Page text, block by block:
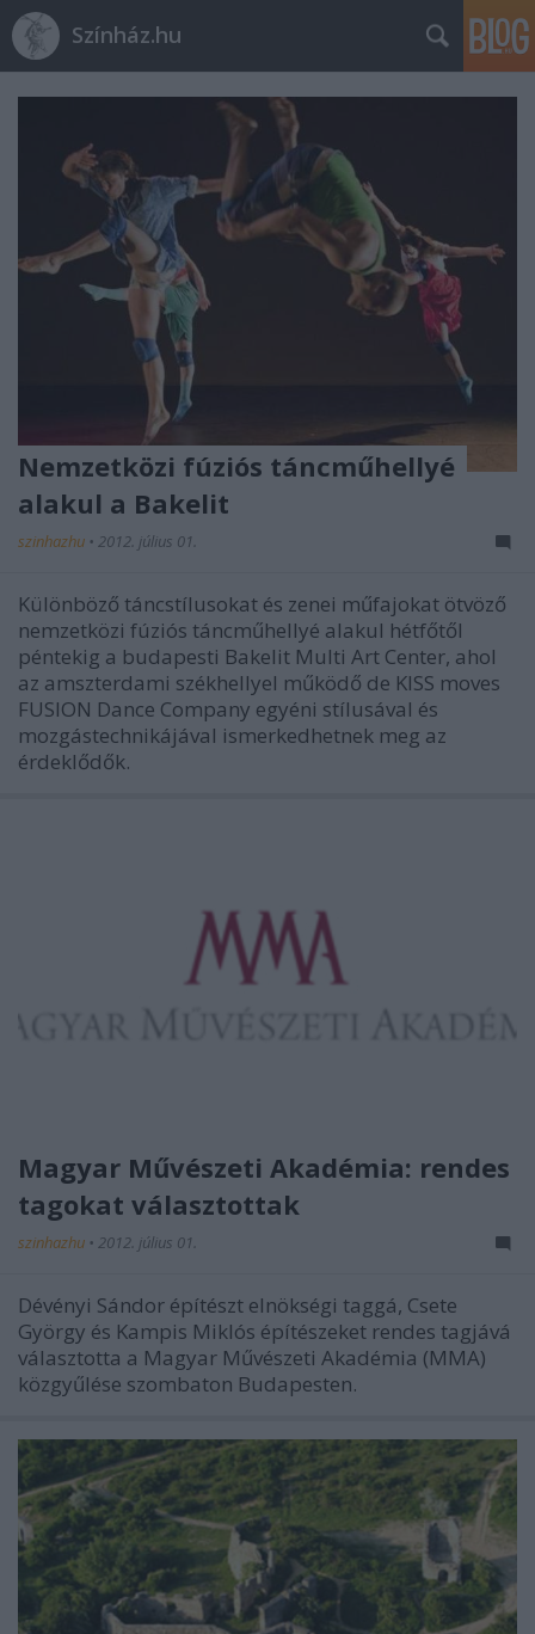
Színház.hu
Nemzetközi fúziós táncműhellyé
alakul a Bakelit
szinhazhu • 2012. július 01.
Különböző táncstílusokat és zenei műfajokat ötvöző
nemzetközi fúziós táncműhellyé alakul hétfőtől
péntekig a budapesti Bakelit Multi Art Center, ahol
az amszterdami székhellyel működő de KISS moves
FUSION Dance Company egyéni stílusával és
mozgástechnikájával ismerkedhetnek meg az
érdeklődők.
Magyar Művészeti Akadémia: rendes
tagokat választottak
szinhazhu • 2012. július 01.
Dévényi Sándor építészt elnökségi taggá, Csete
György és Kampis Miklós építészeket rendes tagjává
választotta a Magyar Művészeti Akadémia (MMA)
közgyűlése szombaton Budapesten.